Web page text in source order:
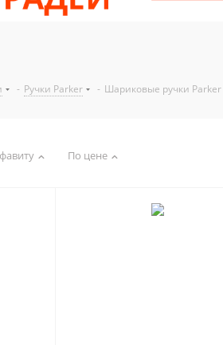
- Ручки Parker - Шариковые ручки Parker
По цене